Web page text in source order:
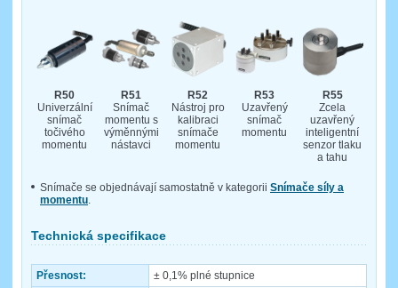
R50
Univerzální
snímač
točivého
momentu
R51
Snímač
momentu s
výměnnými
nástavci
R52
Nástroj pro
kalibraci
snímače
momentu
R53
Uzavřený
snímač
momentu
R55
Zcela
uzavřený
inteligentní
senzor tlaku
a tahu
Snímače se objednávají samostatně v kategorii Snímače síly a
momentu.
Technická specifikace
Přesnost:
± 0,1% plné stupnice